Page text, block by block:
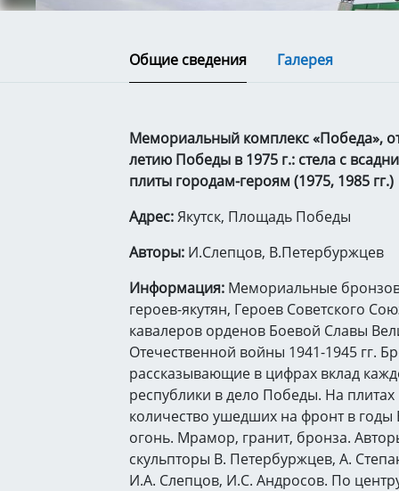
Общие сведения Галерея
Мемориальный комплекс «Победа»,
летию Победы в 1975 г.: стела с
плиты городам-героям (1975, 1985 гг.)
Адрес:Якутск, Площадь Победы
Авторы: И.Слепцов, В.Петербуржцев
Информация: Мемориальные
героев-якутян, Героев Советского
кавалеров орденов Боевой Славы
Отечественной войны 1941-1945 гг.
рассказывающие в цифрах вклад
республики в дело Победы. На
количество ушедших на фронт в
огонь. Мрамор, гранит, бронза.
скульпторы В. Петербуржцев, А.
И.А. Слепцов, И.С. Андросов. По